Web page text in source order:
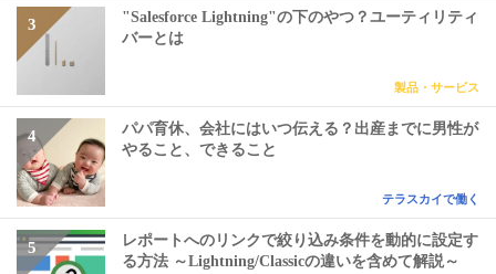
"Salesforce Lightning"の下のやつ？ユーティリティ
バーとは
製品・サービス
パパ育休、会社にはいつ伝える？出産までに男性が
やること、できること
テラスカイで働く
レポートへのリンクで絞り込み条件を動的に設定す
る方法 ～Lightning/Classicの違いを含めて解説～